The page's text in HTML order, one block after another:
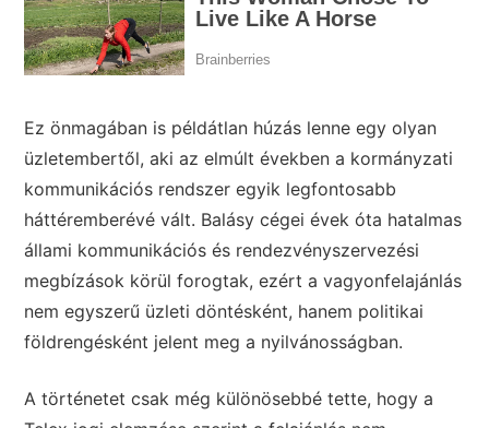
Ez önmagában is példátlan húzás lenne egy olyan
üzletembertől, aki az elmúlt években a kormányzati
kommunikációs rendszer egyik legfontosabb
háttéremberévé vált. Balásy cégei évek óta hatalmas
állami kommunikációs és rendezvényszervezési
megbízások körül forogtak, ezért a vagyonfelajánlás
nem egyszerű üzleti döntésként, hanem politikai
földrengésként jelent meg a nyilvánosságban.
A történetet csak még különösebbé tette, hogy a